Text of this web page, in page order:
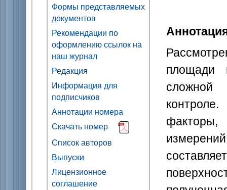
Формы представляемых
документов
Рекомендации по
оформлению ссылок на
наш журнал
Редакция
Информация для
подписчиков
Аннотации номера
Скачать номер
Список авторов
Выпуски
Лицензионное
соглашение
площади
факторы,